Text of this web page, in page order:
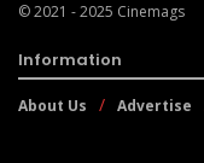
© 2021 - 2025 Cinemags
Information
About Us Advertise